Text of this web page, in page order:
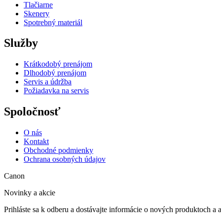
Tlačiarne
Skenery
Spotrebný materiál
Služby
Krátkodobý prenájom
Dlhodobý prenájom
Servis a údržba
Požiadavka na servis
Spoločnosť
O nás
Kontakt
Obchodné podmienky
Ochrana osobných údajov
Canon
Novinky a akcie
Prihláste sa k odberu a dostávajte informácie o nových produktoch a